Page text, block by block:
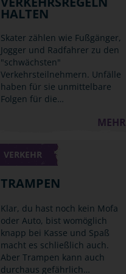
HALTEN
Skater zählen wie Fußgänger,
Jogger und Radfahrer zu den
"schwächsten"
Verkehrsteilnehmern. Unfälle
haben für sie unmittelbare
Folgen für die…
MEHR
VERKEHR
TRAMPEN
Klar, du hast noch kein Mofa
oder Auto, bist womöglich
knapp bei Kasse und Spaß
macht es schließlich auch.
Aber Trampen kann auch
durchaus gefährlich…